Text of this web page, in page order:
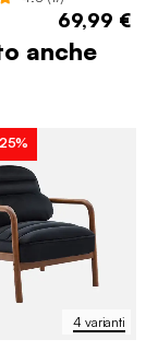
69,99 €
anche
4 varianti